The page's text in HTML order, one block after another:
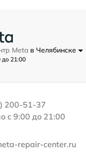
Meta в Челябинске
до 21:00
200-51-37
с 9:00 до 21:00
repair-center.ru